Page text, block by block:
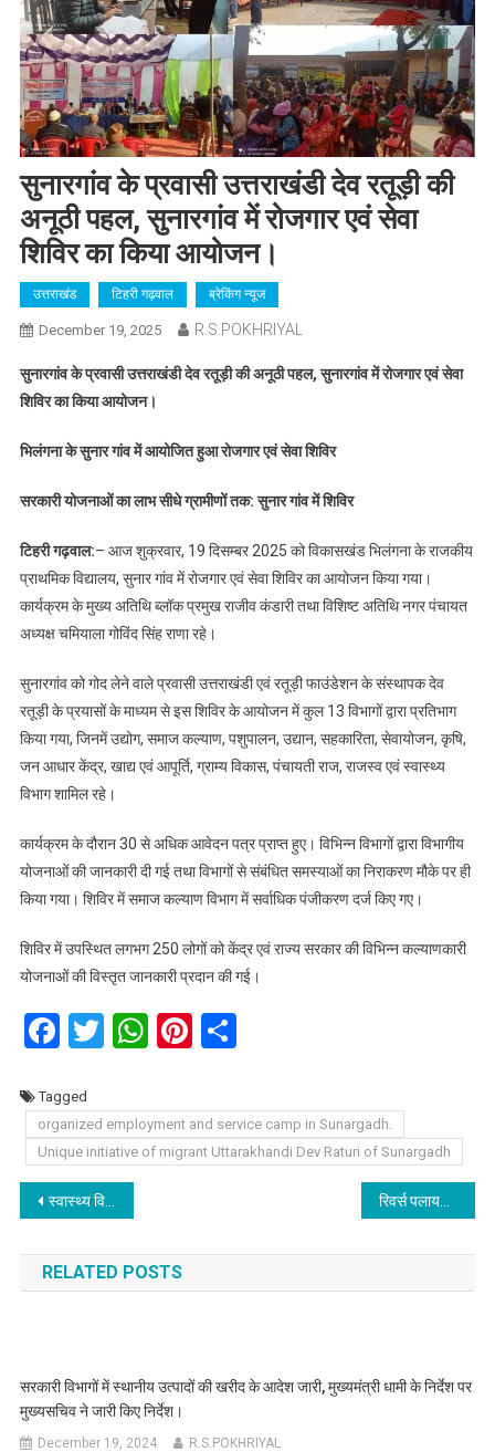
सुनारगांव के प्रवासी उत्तराखंडी देव रतूड़ी की
अनूठी पहल, सुनारगांव में रोजगार एवं सेवा
शिविर का किया आयोजन।
उत्तराखंड टिहरी गढ़वाल ब्रेकिंग न्यूज
December 19, 2025 R.S.POKHRIYAL
सुनारगांव के प्रवासी उत्तराखंडी देव रतूड़ी की अनूठी पहल, सुनारगांव में रोजगार एवं सेवा
शिविर का किया आयोजन।
भिलंगना के सुनार गांव में आयोजित हुआ रोजगार एवं सेवा शिविर
सरकारी योजनाओं का लाभ सीधे ग्रामीणों तक: सुनार गांव में शिविर
टिहरी गढ़वाल:– आज शुक्रवार, 19 दिसम्बर 2025 को विकासखंड भिलंगना के राजकीय
प्राथमिक विद्यालय, सुनार गांव में रोजगार एवं सेवा शिविर का आयोजन किया गया।
कार्यक्रम के मुख्य अतिथि ब्लॉक प्रमुख राजीव कंडारी तथा विशिष्ट अतिथि नगर पंचायत
अध्यक्ष चमियाला गोविंद सिंह राणा रहे।
सुनारगांव को गोद लेने वाले प्रवासी उत्तराखंडी एवं रतूड़ी फाउंडेशन के संस्थापक देव
रतूड़ी के प्रयासों के माध्यम से इस शिविर के आयोजन में कुल 13 विभागों द्वारा प्रतिभाग
किया गया, जिनमें उद्योग, समाज कल्याण, पशुपालन, उद्यान, सहकारिता, सेवायोजन, कृषि,
जन आधार केंद्र, खाद्य एवं आपूर्ति, ग्राम्य विकास, पंचायती राज, राजस्व एवं स्वास्थ्य
विभाग शामिल रहे।
कार्यक्रम के दौरान 30 से अधिक आवेदन पत्र प्राप्त हुए। विभिन्न विभागों द्वारा विभागीय
योजनाओं की जानकारी दी गई तथा विभागों से संबंधित समस्याओं का निराकरण मौके पर ही
किया गया। शिविर में समाज कल्याण विभाग में सर्वाधिक पंजीकरण दर्ज किए गए।
शिविर में उपस्थित लगभग 250 लोगों को केंद्र एवं राज्य सरकार की विभिन्न कल्याणकारी
योजनाओं की विस्तृत जानकारी प्रदान की गई।
Facebook
Twitter
WhatsApp
Pinterest
Share
Tagged
organized employment and service camp in Sunargadh.
Unique initiative of migrant Uttarakhandi Dev Raturi of Sunargadh
Post
navigation
स्वास्थ्य विभाग में 1 जनवरी से अनिवार्य होगी बायोमेट्रिक उपस्थिति, विभागीय मंत्री ने अधिकारियों को दिये सख्त निर्देश।
RELATED POSTS
सरकारी विभागों में स्थानीय उत्पादों की खरीद के आदेश जारी, मुख्यमंत्री धामी के निर्देश पर
मुख्यसचिव ने जारी किए निर्देश।
December 19, 2024 R.S.POKHRIYAL